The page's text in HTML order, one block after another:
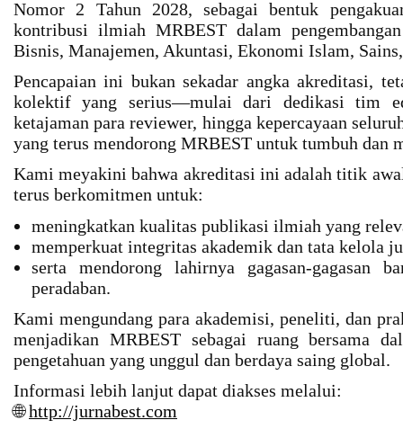
Nomor 2 Tahun 2028, sebagai bentuk
kontribusi ilmiah MRBEST dalam
Bisnis, Manajemen, Akuntasi, Ekonomi Islam,
Pencapaian ini bukan sekadar angka akreditasi,
kolektif yang serius—mulai dari dedikasi tim
ketajaman para reviewer, hingga kepercayaan
yang terus mendorong MRBEST untuk tumbuh dan
Kami meyakini bahwa akreditasi ini adalah titik
terus berkomitmen untuk:
meningkatkan kualitas publikasi ilmiah yang
memperkuat integritas akademik dan tata kelola
serta mendorong lahirnya gagasan-gagasan
peradaban.
Kami mengundang para akademisi, peneliti, dan
menjadikan MRBEST sebagai ruang bersama
pengetahuan yang unggul dan berdaya saing global.
Informasi lebih lanjut dapat diakses melalui:
🌐http://jurnabest.com